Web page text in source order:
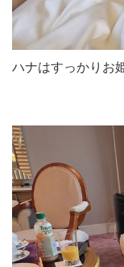
ハナはすっかりお